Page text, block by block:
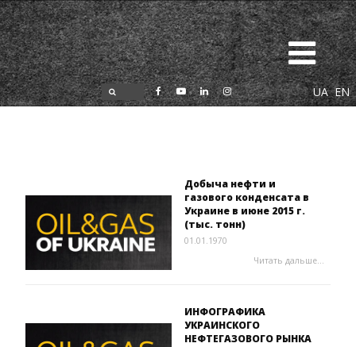
UA EN
Добыча нефти и
газового конденсата в
Украине в июне 2015 г.
(тыс. тонн)
01.01.1970
Читать дальше...
ИНФОГРАФИКА
УКРАИНСКОГО
НЕФТЕГАЗОВОГО РЫНКА